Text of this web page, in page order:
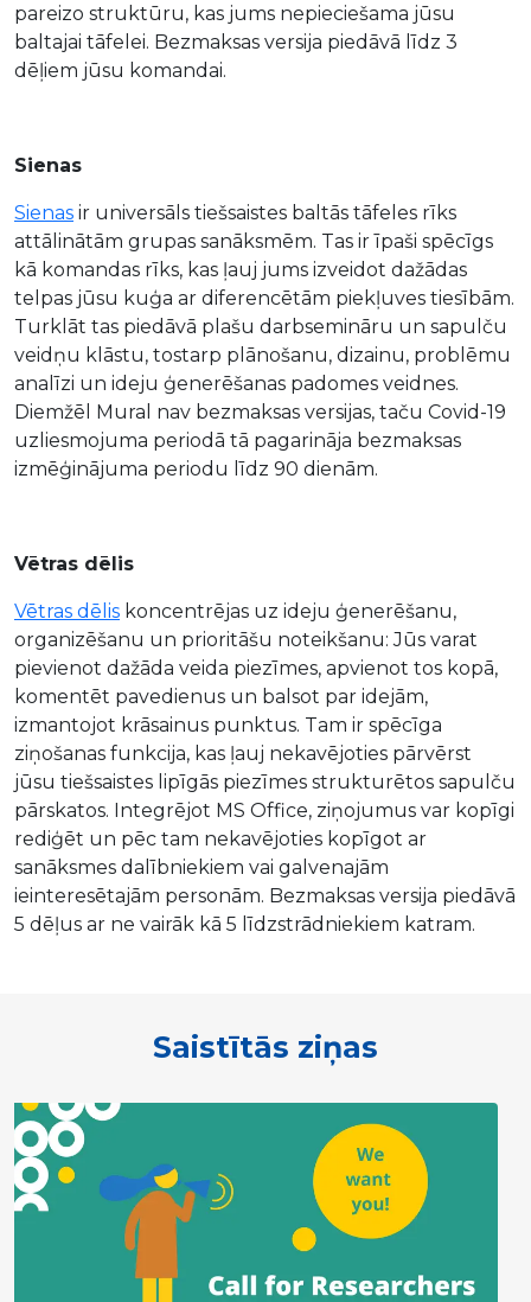
pareizo struktūru, kas jums nepieciešama jūsu
baltajai tāfelei. Bezmaksas versija piedāvā līdz 3
dēļiem jūsu komandai.
Sienas
Sienas ir universāls tiešsaistes baltās tāfeles rīks
attālinātām grupas sanāksmēm. Tas ir īpaši spēcīgs
kā komandas rīks, kas ļauj jums izveidot dažādas
telpas jūsu kuģa ar diferencētām piekļuves tiesībām.
Turklāt tas piedāvā plašu darbsemināru un sapulču
veidņu klāstu, tostarp plānošanu, dizainu, problēmu
analīzi un ideju ģenerēšanas padomes veidnes.
Diemžēl Mural nav bezmaksas versijas, taču Covid-19
uzliesmojuma periodā tā pagarināja bezmaksas
izmēģinājuma periodu līdz 90 dienām.
Vētras dēlis
Vētras dēlis koncentrējas uz ideju ģenerēšanu,
organizēšanu un prioritāšu noteikšanu: Jūs varat
pievienot dažāda veida piezīmes, apvienot tos kopā,
komentēt pavedienus un balsot par idejām,
izmantojot krāsainus punktus. Tam ir spēcīga
ziņošanas funkcija, kas ļauj nekavējoties pārvērst
jūsu tiešsaistes lipīgās piezīmes strukturētos sapulču
pārskatos. Integrējot MS Office, ziņojumus var kopīgi
rediģēt un pēc tam nekavējoties kopīgot ar
sanāksmes dalībniekiem vai galvenajām
ieinteresētajām personām. Bezmaksas versija piedāvā
5 dēļus ar ne vairāk kā 5 līdzstrādniekiem katram.
Saistītās ziņas